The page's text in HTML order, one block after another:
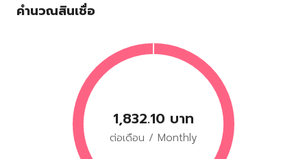
คำนวณสินเชื่อ
1,832.10 บาท
ต่อเดือน / Monthly